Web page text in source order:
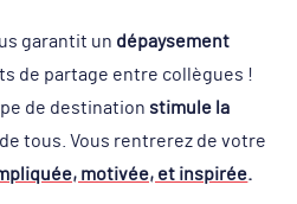
garantit un dépaysement
de partage entre collègues !
de destination stimule la
tous. Vous rentrerez de votre
motivée, et inspirée.